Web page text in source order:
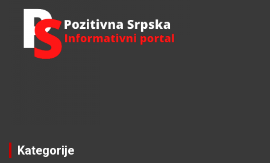
Kategorije